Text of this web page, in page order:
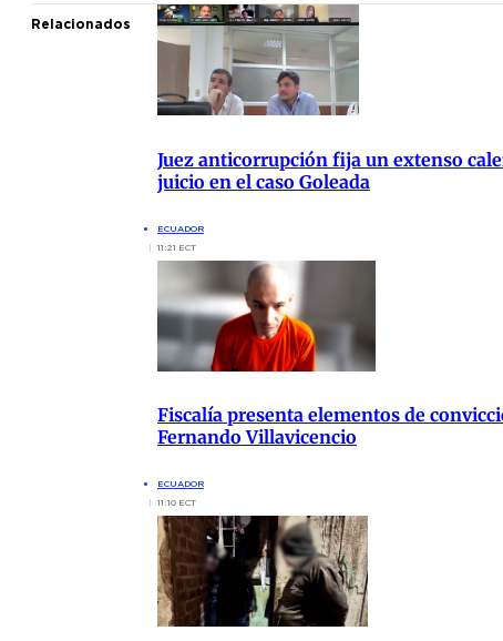
Relacionados
Juez anticorrupción fija un extenso
juicio en el caso Goleada
ECUADOR
11:21 ECT
Fiscalía presenta elementos de
Fernando Villavicencio
ECUADOR
11:10 ECT